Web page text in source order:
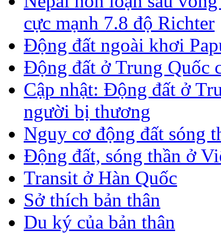
cực mạnh 7.8 độ Richter
Động đất ngoài khơi
Động đất ở Trung Quốc
Cập nhật: Động đất ở
người bị thương
Nguy cơ động đất sóng
Động đất, sóng thần ở
Transit ở Hàn Quốc
Sở thích bản thân
Du ký của bản thân